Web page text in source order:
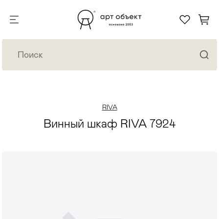
RIVA
Винный шкаф RIVA 7924